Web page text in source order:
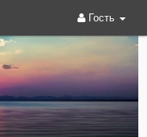
Гость